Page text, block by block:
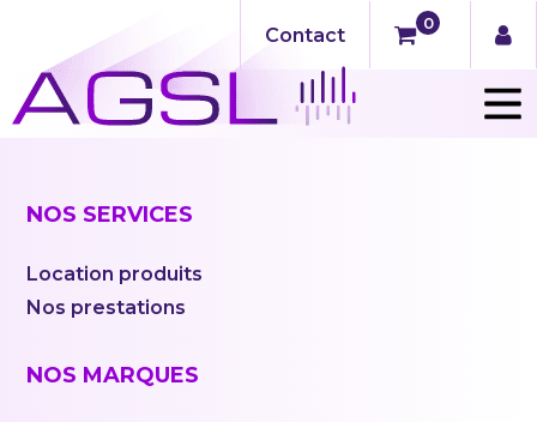
Contact
0
NOS SERVICES
Location produits
Nos prestations
NOS MARQUES